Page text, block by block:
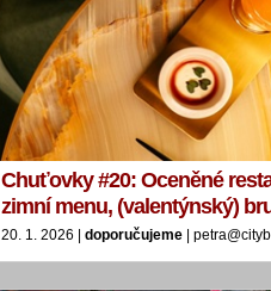
Chuťovky #20: Oceněné
zimní menu, (valentýnský)
20. 1. 2026 | doporučujeme |